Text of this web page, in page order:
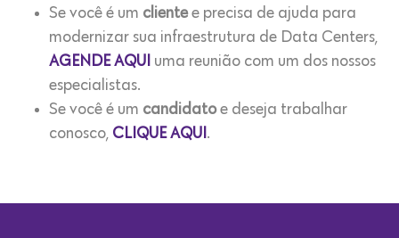
Se você é um clientee precisa de ajuda para
modernizar sua infraestrutura de Data Centers,
AGENDE AQUI uma reunião com um dos nossos
especialistas.
Se você é um candidatoe deseja trabalhar
conosco, CLIQUE AQUI .